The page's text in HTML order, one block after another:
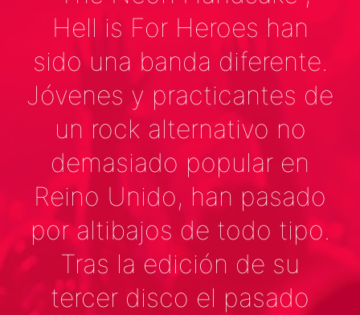
Hell is For Heroes han
sido una banda diferente.
Jóvenes y practicantes de
un rock alternativo no
demasiado popular en
Reino Unido, han pasado
por altibajos de todo tipo.
Tras la edición de su
tercer disco el pasado